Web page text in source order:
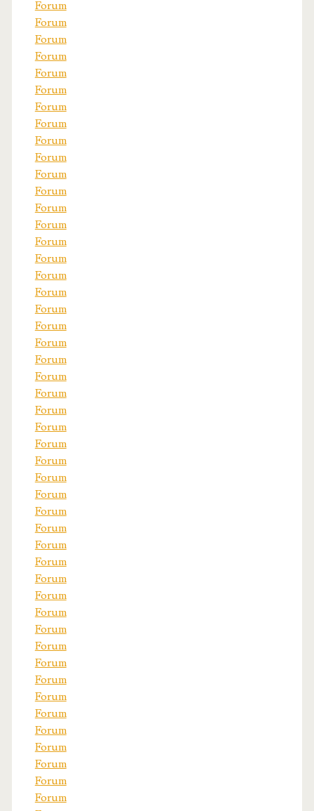
Forum
Forum
Forum
Forum
Forum
Forum
Forum
Forum
Forum
Forum
Forum
Forum
Forum
Forum
Forum
Forum
Forum
Forum
Forum
Forum
Forum
Forum
Forum
Forum
Forum
Forum
Forum
Forum
Forum
Forum
Forum
Forum
Forum
Forum
Forum
Forum
Forum
Forum
Forum
Forum
Forum
Forum
Forum
Forum
Forum
Forum
Forum
Forum